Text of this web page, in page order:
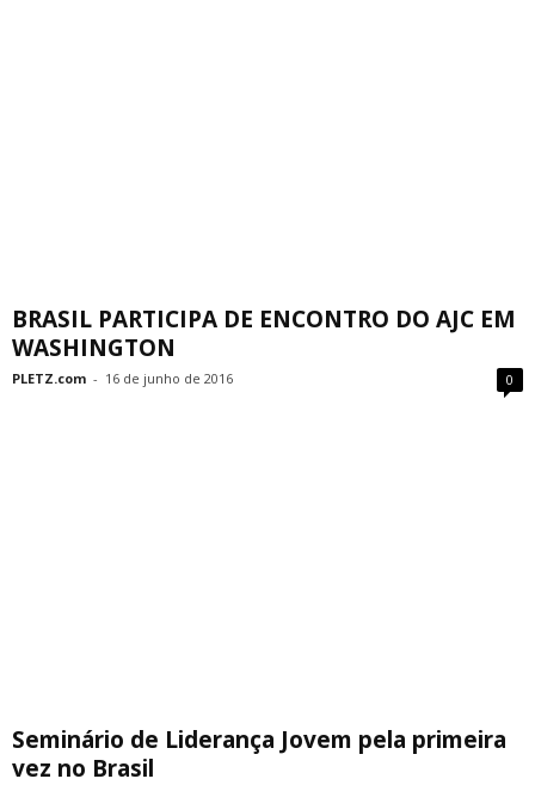
BRASIL PARTICIPA DE ENCONTRO DO AJC EM
WASHINGTON
PLETZ.com - 16 de junho de 2016 0
Seminário de Liderança Jovem pela primeira
vez no Brasil